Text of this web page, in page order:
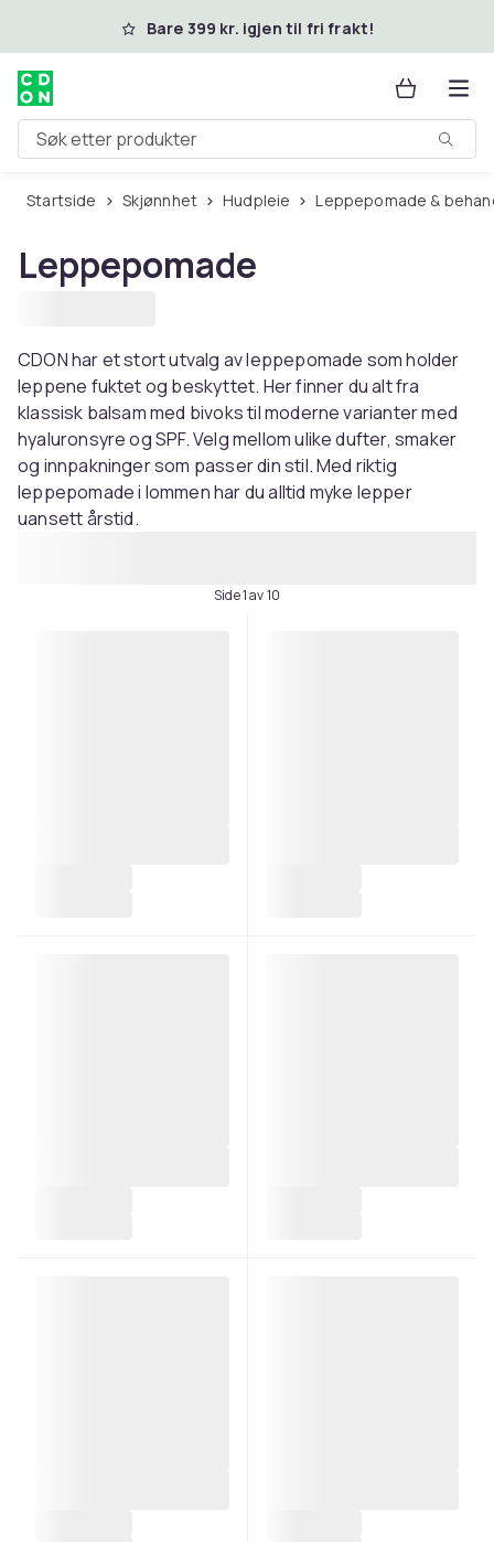
Hopp til hovedinnholdBare 399 kr. igjen til fri frakt!
Søk etter produkter
Startside Skjønnhet Hudpleie Leppepomade &
Leppepomade
CDON har et stort utvalg av leppepomade som holder
leppene fuktet og beskyttet. Her finner du alt fra
klassisk balsam med bivoks til moderne varianter med
hyaluronsyre og SPF. Velg mellom ulike dufter, smaker
og innpakninger som passer din stil. Med riktig
leppepomade i lommen har du alltid myke lepper
uansett årstid.
Side 1 av 10